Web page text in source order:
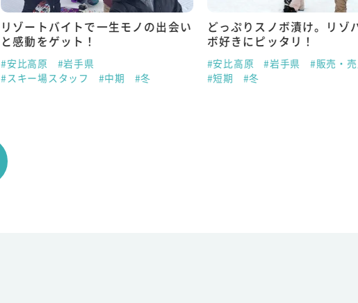
リゾートバイトで一生モノの出会い
と感動をゲット！
#安比高原
#岩手県
#スキー場スタッフ
#中期 #冬
どっぷりスノボ漬け。リゾ
ボ好きにピッタリ！
#安比高原 #岩手県
#販売・
#短期
#冬